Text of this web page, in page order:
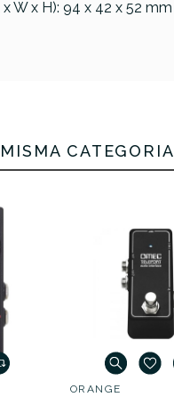
W x H): 94 x 42 x 52 mm
CATEGORÍA
ORANGE